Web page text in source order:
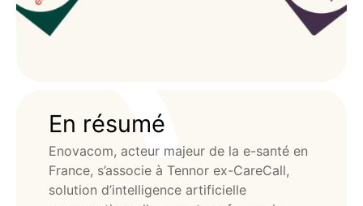
En résumé
Enovacom, acteur majeur de la e-santé en
France, s’associe à Tennor ex-CareCall,
solution d’intelligence artificielle